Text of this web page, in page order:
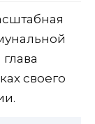
своего